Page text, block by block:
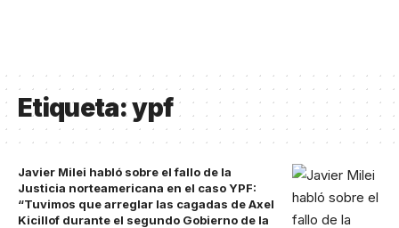
Etiqueta:ypf
Javier Milei habló sobre el fallo de la
Justicia norteamericana en el caso YPF:
“Tuvimos que arreglar las cagadas de Axel
Kicillof durante el segundo Gobierno de la